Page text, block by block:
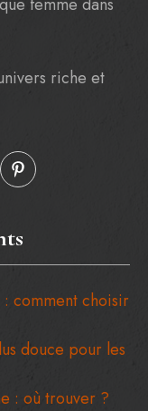
femme dans
riche et
comment choisir
douce pour les